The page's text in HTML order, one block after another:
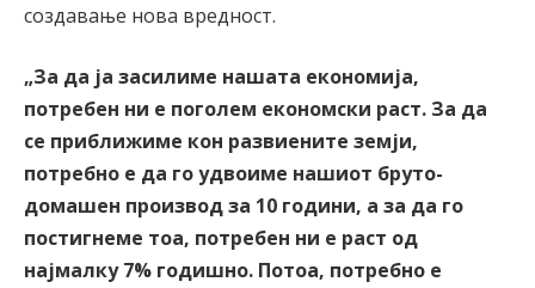
создавање нова вредност.
„За да ја засилиме нашата економија,
потребен ни е поголем економски раст. За да
се приближиме кон развиените земји,
потребно е да го удвоиме нашиот бруто-
домашен производ за 10 години, а за да го
постигнеме тоа, потребен ни е раст од
најмалку 7% годишно. Потоа, потребно е